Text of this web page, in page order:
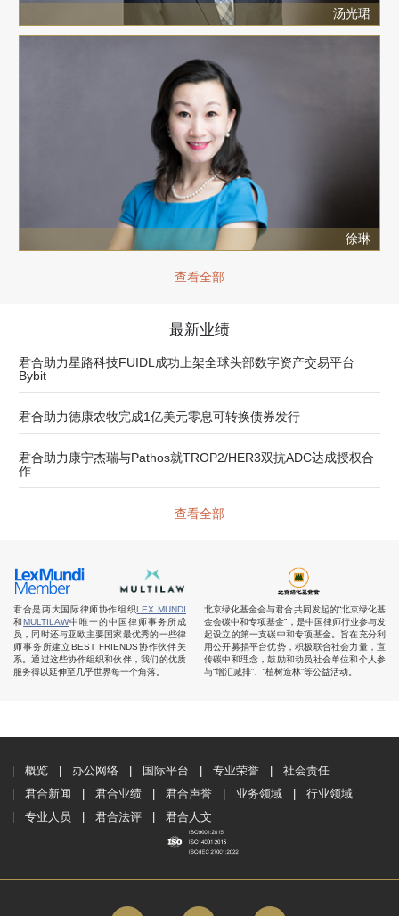
汤光珺
徐琳
查看全部
最新业绩
君合助力星路科技FUIDL成功上架全球头部数字资产交易平台
Bybit
君合助力德康农牧完成1亿美元零息可转换债券发行
君合助力康宁杰瑞与Pathos就TROP2/HER3双抗ADC达成授权合
作
查看全部
君合是两大国际律师协作组织LEX MUNDI
和MULTILAW中唯一的中国律师事务所成
员，同时还与亚欧主要国家最优秀的一些律
师事务所建立BEST FRIENDS协作伙伴关
系。通过这些协作组织和伙伴，我们的优质
服务得以延伸至几乎世界每一个角落。
北京绿化基金会与君合共同发起的“北京绿化基
金会碳中和专项基金”，是中国律师行业参与发
起设立的第一支碳中和专项基金。旨在充分利
用公开募捐平台优势，积极联合社会力量，宣
传碳中和理念，鼓励和动员社会单位和个人参
与“增汇减排”、“植树造林”等公益活动。
概览 办公网络 国际平台 专业荣誉
社会责任
君合新闻
君合业绩 君合声誉 业务领域
行业领域
专业人员
君合法评 君合人文